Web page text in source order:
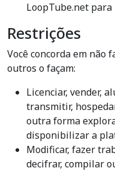
LoopTube.net para
Restrições
Você concorda em não
outros o façam:
Licenciar, vender,
transmitir,
outra forma
disponibilizar a
Modificar, fazer
decifrar, compilar